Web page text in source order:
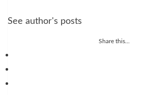
See author's posts
Share this...